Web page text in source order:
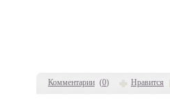
Комментарии (0) Нравится